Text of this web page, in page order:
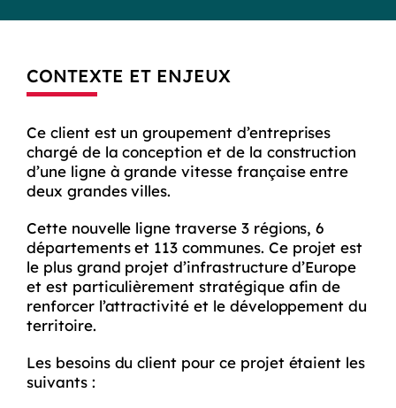
CONTEXTE ET ENJEUX
Ce client est un groupement d’entreprises
chargé de la conception et de la construction
d’une ligne à grande vitesse française entre
deux grandes villes.
Cette nouvelle ligne traverse 3 régions, 6
départements et 113 communes. Ce projet est
le plus grand projet d’infrastructure d’Europe
et est particulièrement stratégique afin de
renforcer l’attractivité et le développement du
territoire.
Les besoins du client pour ce projet étaient les
suivants :